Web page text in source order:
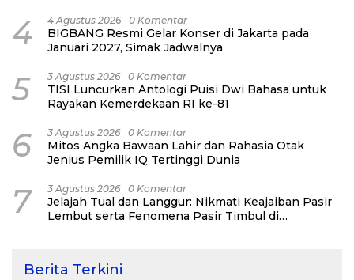
4 4 Agustus 2026 0 Komentar
BIGBANG Resmi Gelar Konser di Jakarta pada
Januari 2027, Simak Jadwalnya
5 3 Agustus 2026 0 Komentar
TISI Luncurkan Antologi Puisi Dwi Bahasa untuk
Rayakan Kemerdekaan RI ke-81
6 3 Agustus 2026 0 Komentar
Mitos Angka Bawaan Lahir dan Rahasia Otak
Jenius Pemilik IQ Tertinggi Dunia
7 3 Agustus 2026 0 Komentar
Jelajah Tual dan Langgur: Nikmati Keajaiban Pasir
Lembut serta Fenomena Pasir Timbul di
Berita Terkini